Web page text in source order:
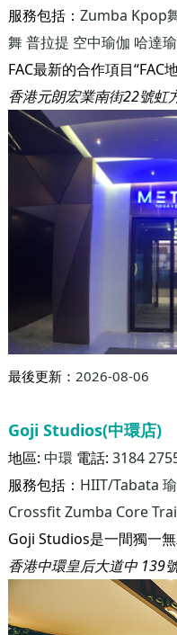
服務包括： Zumba Kpop
舞普拉提 空中瑜伽 哈達
香港元朗宏業南街22號虹
最後更新： 2026-08-06
Goji Studios(中環店)
地區: 中環 電話: 3184
服務包括： HIIT/Tabata
CrossfitZumba Core
香港中環皇后大道中 139